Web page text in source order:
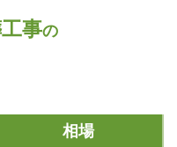
事の
相場